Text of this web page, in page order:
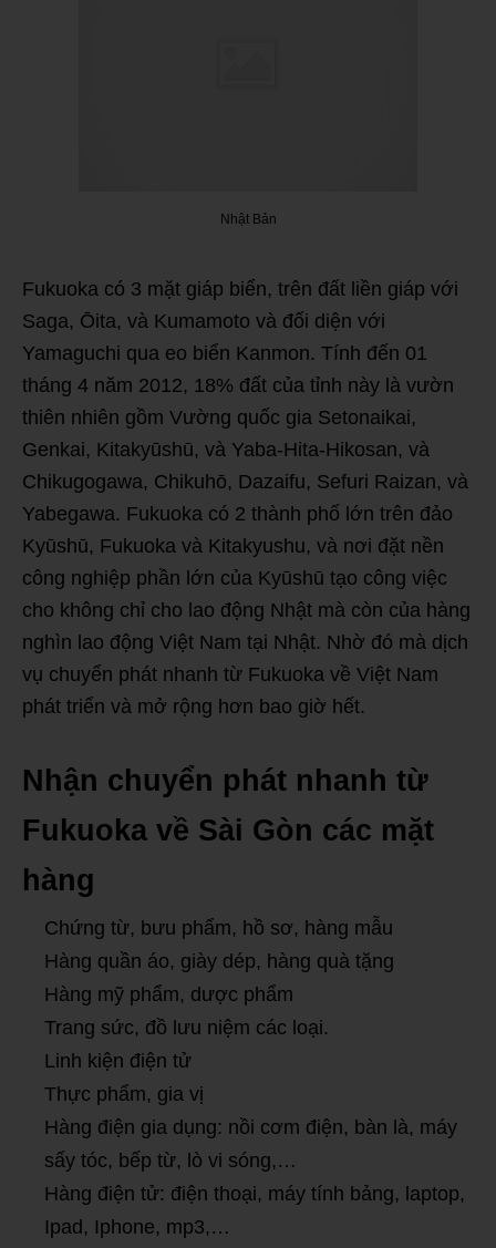
Nhật Bản
Fukuoka có 3 mặt giáp biển, trên đất liền giáp với
Saga, Ōita, và Kumamoto và đối diện với
Yamaguchi qua eo biển Kanmon. Tính đến 01
tháng 4 năm 2012, 18% đất của tỉnh này là vườn
thiên nhiên gồm Vường quốc gia Setonaikai,
Genkai, Kitakyūshū, và Yaba-Hita-Hikosan, và
Chikugogawa, Chikuhō, Dazaifu, Sefuri Raizan, và
Yabegawa. Fukuoka có 2 thành phố lớn trên đảo
Kyūshū, Fukuoka và Kitakyushu, và nơi đặt nền
công nghiệp phần lớn của Kyūshū tạo công việc
cho không chỉ cho lao động Nhật mà còn của hàng
nghìn lao động Việt Nam tại Nhật. Nhờ đó mà dịch
vụ chuyển phát nhanh từ Fukuoka về Việt Nam
phát triển và mở rộng hơn bao giờ hết.
Nhận chuyển phát nhanh từ
Fukuoka về Sài Gòn các mặt
hàng
Chứng từ, bưu phẩm, hồ sơ, hàng mẫu
Hàng quần áo, giày dép, hàng quà tặng
Hàng mỹ phẩm, dược phẩm
Trang sức, đồ lưu niệm các loại.
Linh kiện điện tử
Thực phẩm, gia vị
Hàng điện gia dụng: nồi cơm điện, bàn là, máy
sấy tóc, bếp từ, lò vi sóng,…
Hàng điện tử: điện thoại, máy tính bảng, laptop,
Ipad, Iphone, mp3,…